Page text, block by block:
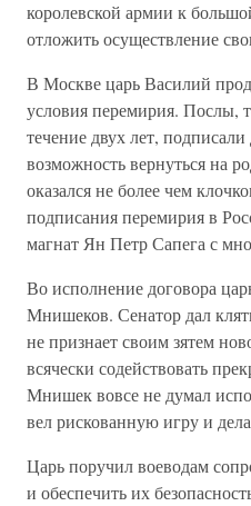
королевской армии к
отложить осуществление
В Москве царь Василий
условия перемирия. Послы,
течение двух лет,
возможность вернуться на
оказался не более чем
подписания перемирия в
магнат Ян Петр Сапега с
Во исполнение договора
Мнишеков. Сенатор дал
не признает своим зятем
всячески содействовать
Мнишек вовсе не думал
вел рискованную игру и
Царь поручил воеводам
и обеспечить их